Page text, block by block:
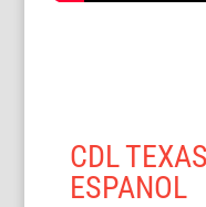
CDL
ESPANOL